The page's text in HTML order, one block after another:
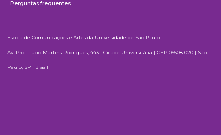
Perguntas frequentes
Escola de Comunicações e Artes da Universidade de São Paulo
Av. Prof. Lúcio Martins Rodrigues, 443 | Cidade Universitária | CEP 05508-020 | São
Paulo, SP | Brasil